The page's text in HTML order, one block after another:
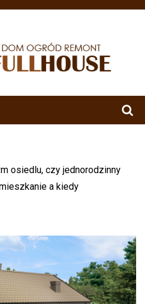
osiedlu, czy jednorodzinny
a kiedy